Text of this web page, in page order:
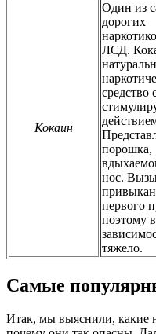
Кокаин
Один из
дорогих
ЛСД.
порошка,
нос.
первого
поэтому
тяжело.
Самые
Итак, мы выяснили, какие